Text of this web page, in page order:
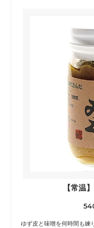
【常
ゆず皮と味噌を何時間も練